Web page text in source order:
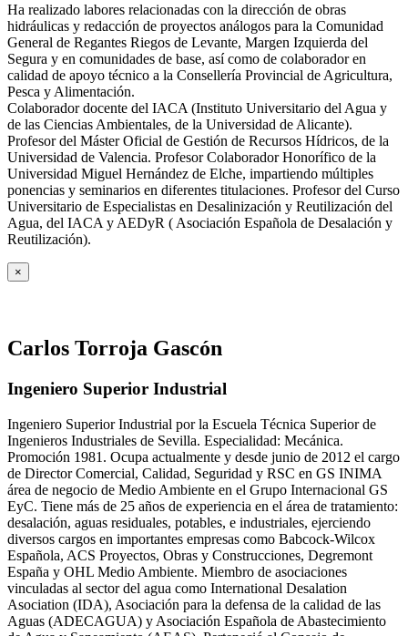
Ha realizado labores relacionadas con la dirección de obras
hidráulicas y redacción de proyectos análogos para la Comunidad
General de Regantes Riegos de Levante, Margen Izquierda del
Segura y en comunidades de base, así como de colaborador en
calidad de apoyo técnico a la Consellería Provincial de Agricultura,
Pesca y Alimentación.
Colaborador docente del IACA (Instituto Universitario del Agua y
de las Ciencias Ambientales, de la Universidad de Alicante).
Profesor del Máster Oficial de Gestión de Recursos Hídricos, de la
Universidad de Valencia. Profesor Colaborador Honorífico de la
Universidad Miguel Hernández de Elche, impartiendo múltiples
ponencias y seminarios en diferentes titulaciones. Profesor del Curso
Universitario de Especialistas en Desalinización y Reutilización del
Agua, del IACA y AEDyR ( Asociación Española de Desalación y
Reutilización).
×
Carlos Torroja Gascón
Ingeniero Superior Industrial
Ingeniero Superior Industrial por la Escuela Técnica Superior de
Ingenieros Industriales de Sevilla. Especialidad: Mecánica.
Promoción 1981. Ocupa actualmente y desde junio de 2012 el cargo
de Director Comercial, Calidad, Seguridad y RSC en GS INIMA
área de negocio de Medio Ambiente en el Grupo Internacional GS
EyC. Tiene más de 25 años de experiencia en el área de tratamiento:
desalación, aguas residuales, potables, e industriales, ejerciendo
diversos cargos en importantes empresas como Babcock-Wilcox
Española, ACS Proyectos, Obras y Construcciones, Degremont
España y OHL Medio Ambiente. Miembro de asociaciones
vinculadas al sector del agua como International Desalation
Asociation (IDA), Asociación para la defensa de la calidad de las
Aguas (ADECAGUA) y Asociación Española de Abastecimiento